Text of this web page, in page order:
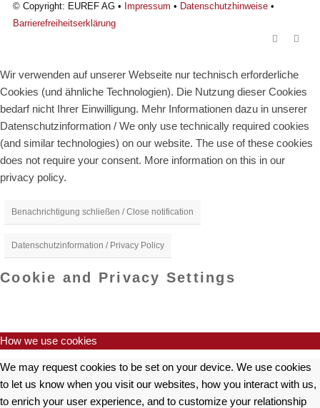
© Copyright: EUREF AG • Impressum • Datenschutzhinweise•
Barrierefreiheitserklärung
Wir verwenden auf unserer Webseite nur technisch erforderliche
Cookies (und ähnliche Technologien). Die Nutzung dieser Cookies
bedarf nicht Ihrer Einwilligung. Mehr Informationen dazu in unserer
Datenschutzinformation / We only use technically required cookies
(and similar technologies) on our website. The use of these cookies
does not require your consent. More information on this in our
privacy policy.
Benachrichtigung schließen / Close notification
Datenschutzinformation / Privacy Policy
Cookie and Privacy Settings
How we use cookies
We may request cookies to be set on your device. We use cookies
to let us know when you visit our websites, how you interact with us,
to enrich your user experience, and to customize your relationship